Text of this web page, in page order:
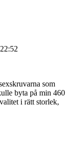
som
byta på min 460
i rätt storlek,